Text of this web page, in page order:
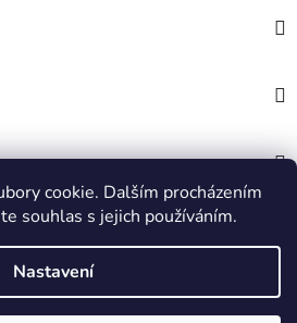
cookie. Dalším procházením
souhlas s jejich používáním.
Nastavení
IT e-shop